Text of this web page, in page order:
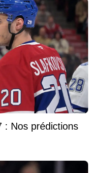
: Nos prédictions